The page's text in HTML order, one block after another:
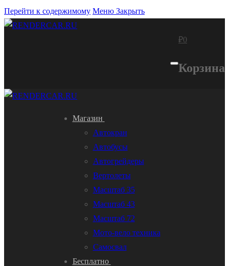
Перейти к содержимому Меню Закрыть
₽0
Корзина
Магазин
Автокран
Автобусы
Автогрейдеры
Вертолеты
Масштаб 35
Масштаб 43
Масштаб 72
Мото-вело техника
Самосвал
Бесплатно